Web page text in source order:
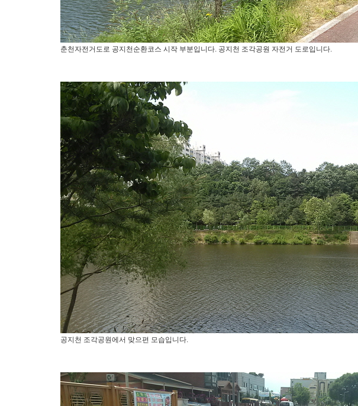
춘천자전거도로 공지천순환코스 시작 부분입니다. 공지천 조각공원 자전거 도로입니다.
공지천 조각공원에서 맞으편 모습입니다.